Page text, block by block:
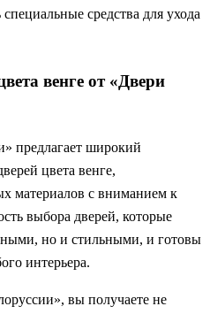
средства для ухода
венге от «Двери
предлагает широкий
цвета венге,
материалов с вниманием к
выбора дверей, которые
но и стильными, и готовы
интерьера.
вы получаете не